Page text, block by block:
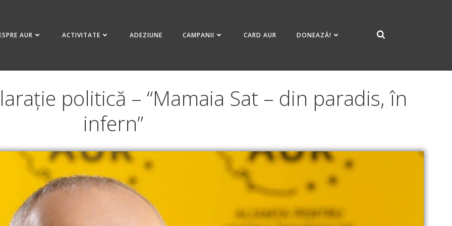
AUR ACTIVITATE ADEZIUNE CAMPANII CARD AUR DONEAZĂ!
politică – “Mamaia Sat – din paradis, în
infern”